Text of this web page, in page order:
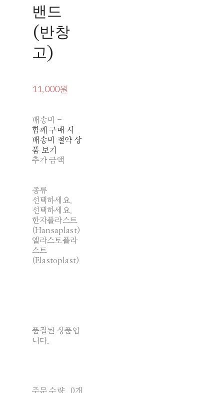
밴드
(반창
고)
11,000원
배송비 -
함께 구매 시
배송비 절약 상
품 보기
추가 금액
종류
선택하세요.
선택하세요.
한자플라스트
(Hansaplast)
엘라스토플라
스트
(Elastoplast)
품절된 상품입
니다.
주문 수량 0개